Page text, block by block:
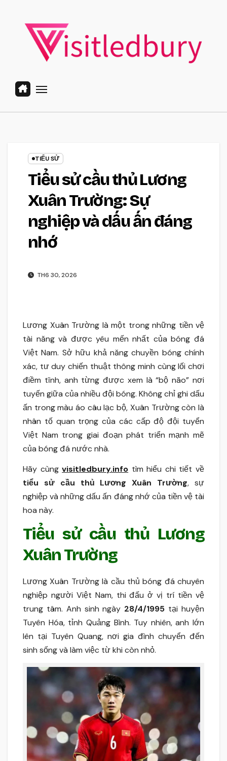
TIỂU SỬ
Tiểu sử cầu thủ Lương
Xuân Trường: Sự
nghiệp và dấu ấn đáng
nhớ
TH6 30, 2026
Lương Xuân Trường là một trong những tiền vệ
tài năng và được yêu mến nhất của bóng đá
Việt Nam. Sở hữu khả năng chuyền bóng chính
xác, tư duy chiến thuật thông minh cùng lối chơi
điềm tĩnh, anh từng được xem là “bộ não” nơi
tuyến giữa của nhiều đội bóng. Không chỉ ghi dấu
ấn trong màu áo câu lạc bộ, Xuân Trường còn là
nhân tố quan trọng của các cấp độ đội tuyển
Việt Nam trong giai đoạn phát triển mạnh mẽ
của bóng đá nước nhà.
Hãy cùngvisitledbury.info tìm hiểu chi tiết về
tiểu sử cầu thủ Lương Xuân Trường, sự
nghiệp và những dấu ấn đáng nhớ của tiền vệ tài
hoa này.
Tiểu sử cầu thủ Lương
Xuân Trường
Lương Xuân Trường là cầu thủ bóng đá chuyên
nghiệp người Việt Nam, thi đấu ở vị trí tiền vệ
trung tâm. Anh sinh ngày 28/4/1995 tại huyện
Tuyên Hóa, tỉnh Quảng Bình. Tuy nhiên, anh lớn
lên tại Tuyên Quang, nơi gia đình chuyển đến
sinh sống và làm việc từ khi còn nhỏ.